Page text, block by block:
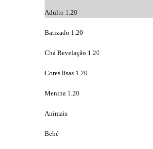
Adulto 1.20
Batizado 1.20
Chá Revelação 1.20
Cores lisas 1.20
Menina 1.20
Animais
Bebé